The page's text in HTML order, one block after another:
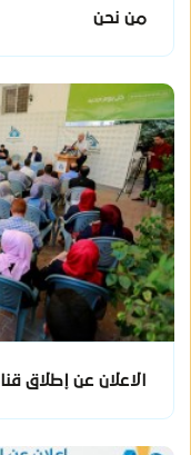
من نحن
الاعلان عن إطلاق